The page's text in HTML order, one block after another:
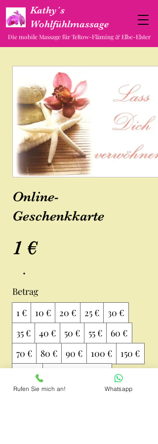
Kathy´s
Wohlfühlmassage
Die mobile Massage für Teltow-Fläming & Elbe-Elster
Online-
Geschenkkarte
1 €
Betrag
1 €
10 € 20 € 25 €
30 €
35 €
40 € 50 € 55 €
60 €
70 €
80 € 90 € 100 €
150 €
200 €
Rufen Sie mich an! Whatsapp